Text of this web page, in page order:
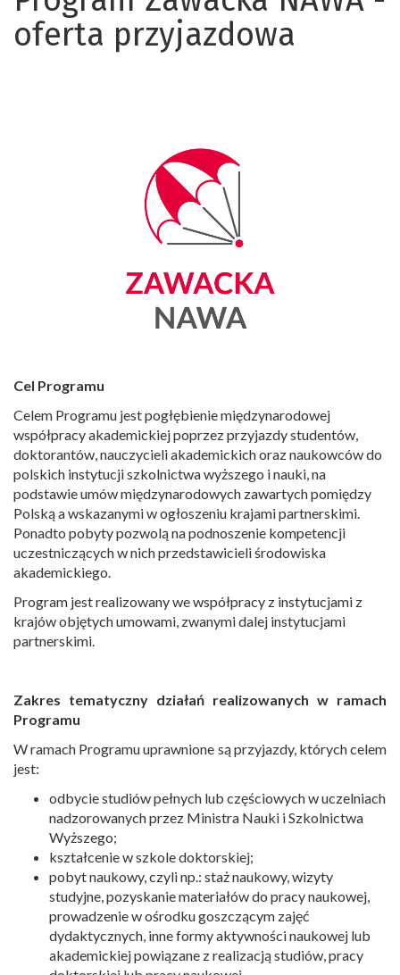
oferta przyjazdowa
Cel Programu
Celem Programu jest pogłębienie międzynarodowej
współpracy akademickiej poprzez przyjazdy studentów,
doktorantów, nauczycieli akademickich oraz naukowców do
polskich instytucji szkolnictwa wyższego i nauki, na
podstawie umów międzynarodowych zawartych pomiędzy
Polską a wskazanymi w ogłoszeniu krajami partnerskimi.
Ponadto pobyty pozwolą na podnoszenie kompetencji
uczestniczących w nich przedstawicieli środowiska
akademickiego.
Program jest realizowany we współpracy z instytucjami z
krajów objętych umowami, zwanymi dalej instytucjami
partnerskimi.
Zakres tematyczny działań realizowanych w ramach
Programu
W ramach Programu uprawnione są przyjazdy, których celem
jest:
odbycie studiów pełnych lub częściowych w uczelniach
nadzorowanych przez Ministra Nauki i Szkolnictwa
Wyższego;
kształcenie w szkole doktorskiej;
pobyt naukowy, czyli np.: staż naukowy, wizyty
studyjne, pozyskanie materiałów do pracy naukowej,
prowadzenie w ośrodku goszczącym zajęć
dydaktycznych, inne formy aktywności naukowej lub
akademickiej powiązane z realizacją studiów, pracy